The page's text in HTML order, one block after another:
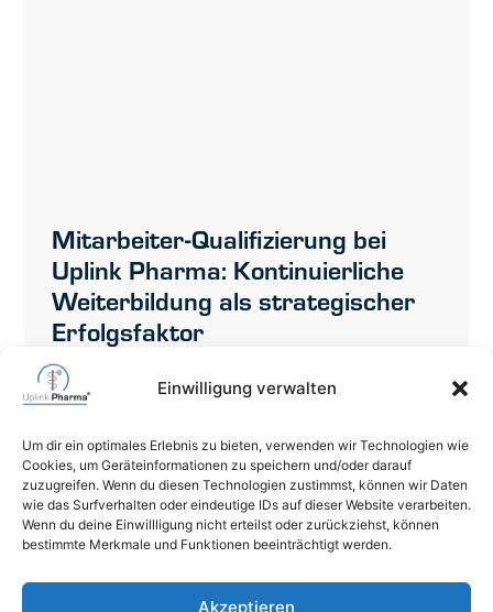
Einwilligung verwalten
Um dir ein optimales Erlebnis zu bieten, verwenden wir Technologien wie
Cookies, um Geräteinformationen zu speichern und/oder darauf
zuzugreifen. Wenn du diesen Technologien zustimmst, können wir Daten
wie das Surfverhalten oder eindeutige IDs auf dieser Website verarbeiten.
Wenn du deine Einwillligung nicht erteilst oder zurückziehst, können
bestimmte Merkmale und Funktionen beeinträchtigt werden.
Akzeptieren
Mitarbeiter-Qualifizierung bei
Uplink Pharma: Kontinuierliche
Weiterbildung als strategischer
Erfolgsfaktor
Die Anforderungen im Pharma- und
Gesundheitsmarkt wachsen stetig.
und steigende Erwartungen von Kunden und
Partnern erfordern
WEITERLESEN
06471 6264740